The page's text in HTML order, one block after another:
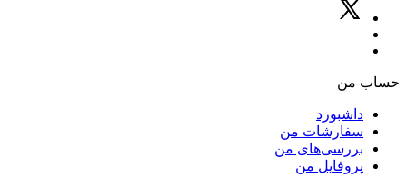
حساب من
داشبورد
سفارشات من
بررسی‌های من
پروفایل من